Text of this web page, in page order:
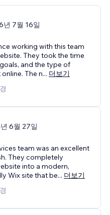
년 7월 16일
working with this team
They took the time
and the type of
The n... 더보기
6월 27일
team was an excellent
They completely
into a modern,
Wix site that be... 더보기